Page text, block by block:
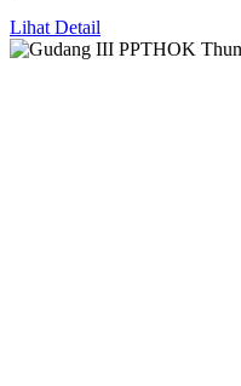
Lihat Detail